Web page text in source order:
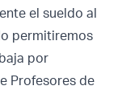
el sueldo al
permitiremos
por
Profesores de